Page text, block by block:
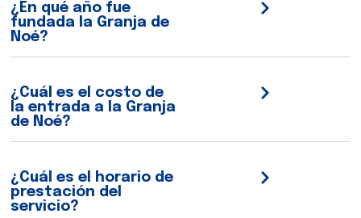
¿En qué año fue
fundada la Granja de
Noé?
¿Cuál es el costo de
la entrada a la Granja
de Noé?
¿Cuál es el horario de
prestación del
servicio?